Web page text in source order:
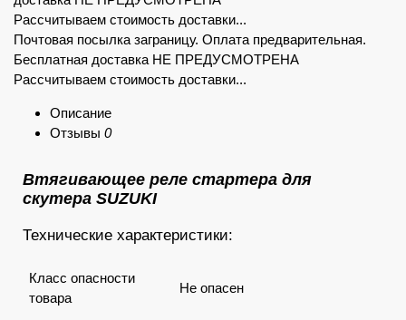
Рассчитываем стоимость доставки...
Почтовая посылка заграницу. Оплата предварительная.
Бесплатная доставка НЕ ПРЕДУСМОТРЕНА
Рассчитываем стоимость доставки...
Описание
Отзывы 0
Втягивающее реле стартера для
скутера SUZUKI
Технические характеристики:
Класс опасности
товара
Не опасен